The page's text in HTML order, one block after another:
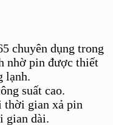
chuyên dụng trong
nhờ pin được thiết
lạnh.
suất cao.
gian xả pin
gian dài.